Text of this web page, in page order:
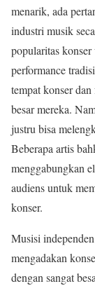
menarik, ada
industri musik
popularitas
performance
tempat konser
besar mereka.
justru bisa
Beberapa artis
menggabungkan
audiens untuk
konser.
Musisi
mengadakan
dengan sangat